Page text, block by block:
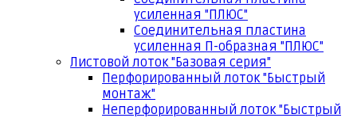
усиленная "ПЛЮС"
Соединительная пластина
усиленная П-образная "ПЛЮС"
Листовой лоток "Базовая серия"
Перфорированный лоток "Быстрый
монтаж"
Неперфорированный лоток "Быстрый